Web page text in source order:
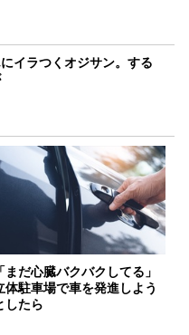
イラつくオジサン。する
「まだ心臓バクバクしてる」
体駐車場で車を発進しよう
したら